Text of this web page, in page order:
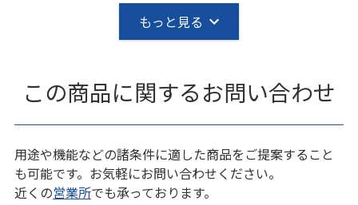
もっと見る
この商品に関するお問い合わせ
用途や機能などの諸条件に適した商品をご提案すること
も可能です。お気軽にお問い合わせください。
近くの営業所でも承っております。